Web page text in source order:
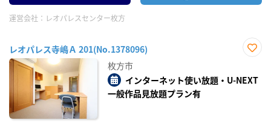
運営会社： レオパレスセンター枚方
レオパレス寺嶋Ａ 201(No.1378096)
り登
録
枚方市
インターネット使い放題・U-NEXT
一般作品見放題プラン有